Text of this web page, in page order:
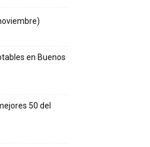
en Buenos
50 del